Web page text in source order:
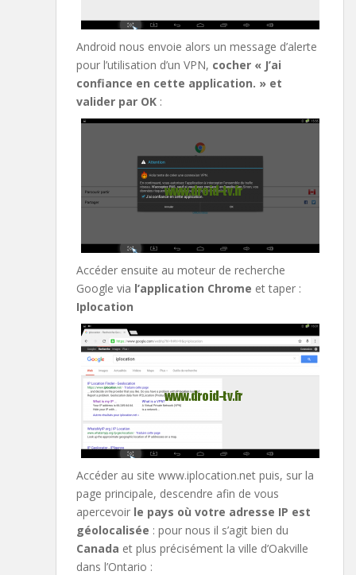
Android nous envoie alors un message d’alerte
pour l’utilisation d’un VPN, cocher « J’ai
confiance en cette application. » et
valider par OK :
Accéder ensuite au moteur de recherche
Google via l’application Chrome et taper :
Iplocation
Accéder au site www.iplocation.net puis, sur la
page principale, descendre afin de vous
apercevoir le pays où votre adresse IP est
géolocalisée : pour nous il s’agit bien du
Canada et plus précisément la ville d’Oakville
dans l’Ontario :